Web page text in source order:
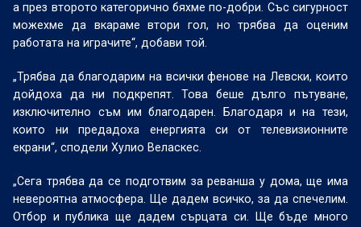
а през второто категорично бяхме по-добри. Със сигурност
можехме да вкараме втори гол, но трябва да оценим
работата на играчите“, добави той.
„Трябва да благодарим на всички фенове на Левски, които
дойдоха да ни подкрепят. Това беше дълго пътуване,
изключително съм им благодарен. Благодаря и на тези,
които ни предадоха енергията си от телевизионните
екрани“, сподели Хулио Веласкес.
„Сега трябва да се подготвим за реванша у дома, ще има
невероятна атмосфера. Ще дадем всичко, за да спечелим.
Отбор и публика ще дадем сърцата си. Ще бъде много